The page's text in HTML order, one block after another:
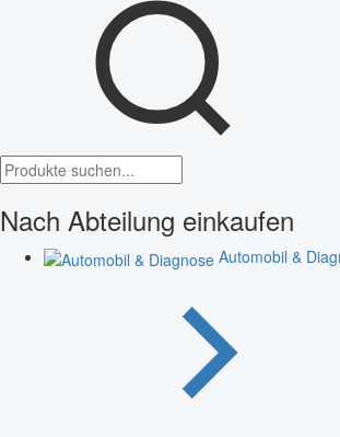
Nach Abteilung einkaufen
Automobil &